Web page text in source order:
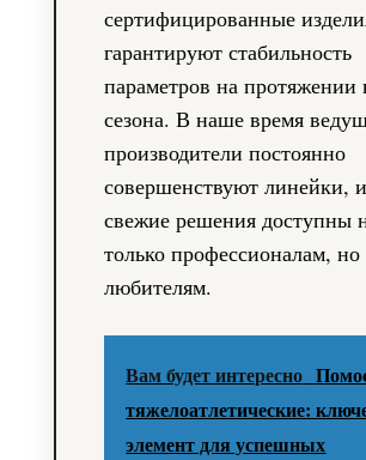
сертифицированные
гарантируют стабильность
параметров на протяжении
сезона. В наше время
производители постоянно
совершенствуют линейки, и
свежие решения доступны
только профессионалам, но
любителям.
Вам будет интересно
тяжелоатлетические:
элемент для успешных